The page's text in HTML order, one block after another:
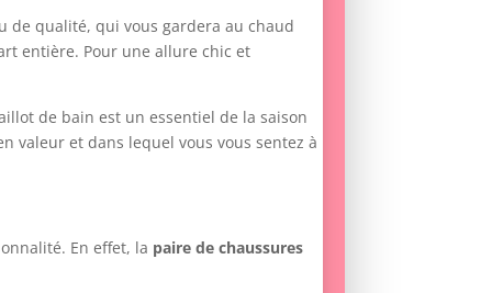
de qualité, qui vous gardera au chaud
entière. Pour une allure chic et
de bain est un essentiel de la saison
valeur et dans lequel vous vous sentez à
En effet, la paire de chaussures